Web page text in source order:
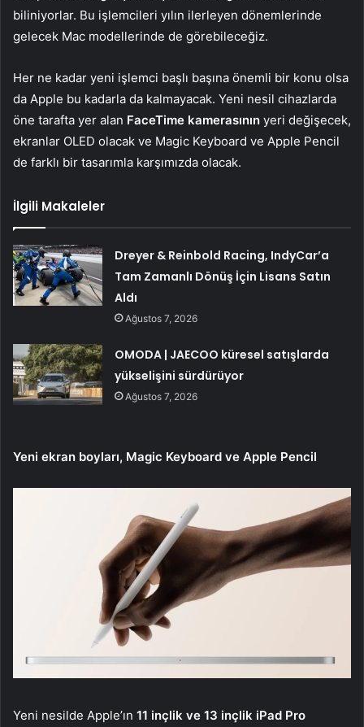
biliniyorlar. Bu işlemcileri yılın ilerleyen dönemlerinde
gelecek Mac modellerinde de görebileceğiz.
Her ne kadar yeni işlemci başlı başına önemli bir konu olsa
da Apple bu kadarla da kalmayacak. Yeni nesil cihazlarda
öne tarafta yer alan FaceTime kamerasının yeri değişecek,
ekranlar OLED olacak ve Magic Keyboard ve Apple Pencil
de farklı bir tasarımla karşımızda olacak.
İlgili Makaleler
Dreyer & Reinbold Racing, IndyCar’a
Tam Zamanlı Dönüş İçin Lisans Satın
Aldı
Ağustos 7, 2026
OMODA | JAECOO küresel satışlarda
yükselişini sürdürüyor
Ağustos 7, 2026
Yeni ekran boyları, Magic Keyboard ve Apple Pencil
Yeni nesilde Apple’ın 11 inçlik ve 13 inçlik iPad Pro